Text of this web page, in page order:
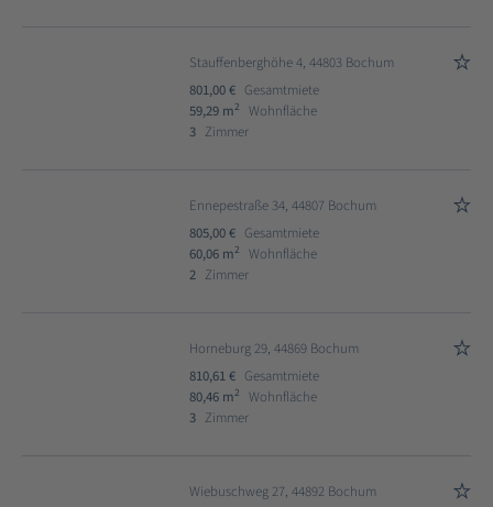
Stauffenberghöhe 4, 44803 Bochum
801,00 € Gesamtmiete
59,29 m2
Wohnfläche
3 Zimmer
Ennepestraße 34, 44807 Bochum
805,00 € Gesamtmiete
60,06 m2
Wohnfläche
2 Zimmer
Horneburg 29, 44869 Bochum
810,61 € Gesamtmiete
80,46 m2
Wohnfläche
3 Zimmer
Wiebuschweg 27, 44892 Bochum